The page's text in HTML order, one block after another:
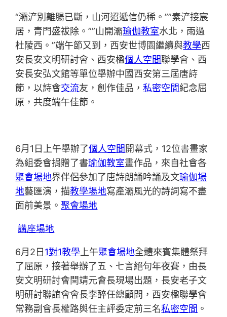
“灞浐別離腸已斷，山河迢遞信仍稀。””素浐接宸
居，青門盛祓除。””山開灞瑜伽教室水北，雨過
杜陵西。”端午節又到，西安世博園繼續與教學西
安長安文明研討會、西安楹個人空間聯學會、西
安長安弘文館等單位舉辦中國西安第三屆唐詩
節，以詩會交流友，創作佳品，私密空間紀念屈
原，共度端午佳節。
6月1日上午舉辦了個人空間 開幕式，12位書畫家
為組委會捐贈了書瑜伽教室畫作品，來自社會各
聚會場地界伴侶參加了唐詩朗誦吟誦及文瑜伽場
地藝匯演，描教學場地寫產灞風光的詩詞寫不盡
面前美景。聚會場地
講座場地
6月2日 1對1教學 上午聚會場地全體來賓集體祭拜
了屈原，接著舉辦了五、七言絕句年夜賽，由長
安文明研討會閆靖元會長現場出題，長安老子文
明研討聯誼會會長李醉任總顧問，西安楹聯學會
常務副會長權路輿任主評委定前三名私密空間 。